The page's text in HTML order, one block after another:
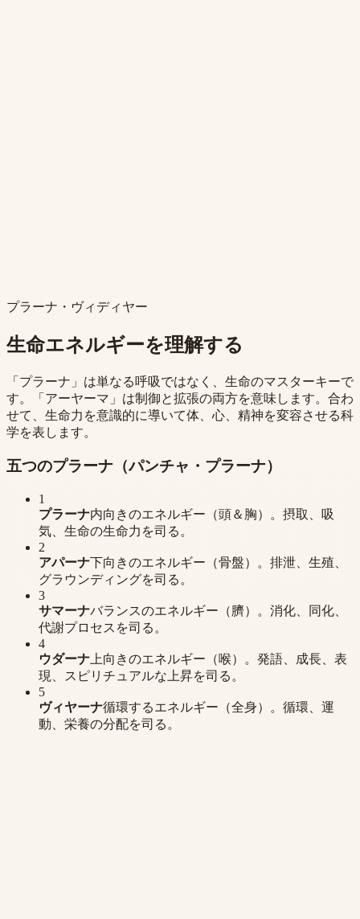
プラーナ・ヴィディヤー
生命エネルギーを理解する
「プラーナ」は単なる呼吸ではなく、生命のマスターキーで
す。「アーヤーマ」は制御と拡張の両方を意味します。合わ
せて、生命力を意識的に導いて体、心、精神を変容させる科
学を表します。
五つのプラーナ（パンチャ・プラーナ）
1
プラーナ内向きのエネルギー（頭＆胸）。摂取、吸
気、生命の生命力を司る。
2
アパーナ下向きのエネルギー（骨盤）。排泄、生殖、
グラウンディングを司る。
3
サマーナバランスのエネルギー（臍）。消化、同化、
代謝プロセスを司る。
4
ウダーナ 上向きのエネルギー（喉）。発語、成長、表
現、スピリチュアルな上昇を司る。
5
ヴィヤーナ循環するエネルギー（全身）。循環、運
動、栄養の分配を司る。